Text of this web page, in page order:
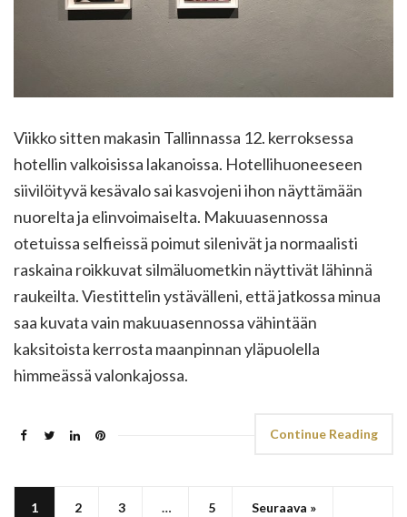
Viikko sitten makasin Tallinnassa 12. kerroksessa
hotellin valkoisissa lakanoissa. Hotellihuoneeseen
siivilöityvä kesävalo sai kasvojeni ihon näyttämään
nuorelta ja elinvoimaiselta. Makuuasennossa
otetuissa selfieissä poimut silenivät ja normaalisti
raskaina roikkuvat silmäluometkin näyttivät lähinnä
raukeilta. Viestittelin ystävälleni, että jatkossa minua
saa kuvata vain makuuasennossa vähintään
kaksitoista kerrosta maanpinnan yläpuolella
himmeässä valonkajossa.
Continue Reading
1 2 3 … 5 Seuraava »